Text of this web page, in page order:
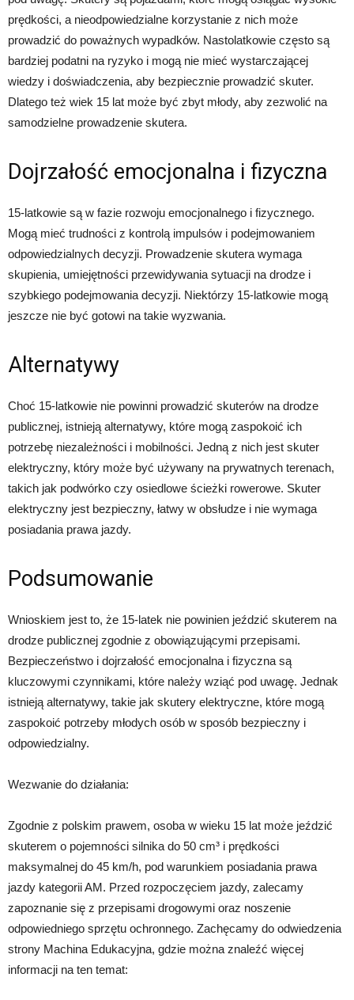
prędkości, a nieodpowiedzialne korzystanie z nich może
prowadzić do poważnych wypadków. Nastolatkowie często są
bardziej podatni na ryzyko i mogą nie mieć wystarczającej
wiedzy i doświadczenia, aby bezpiecznie prowadzić skuter.
Dlatego też wiek 15 lat może być zbyt młody, aby zezwolić na
samodzielne prowadzenie skutera.
Dojrzałość emocjonalna i fizyczna
15-latkowie są w fazie rozwoju emocjonalnego i fizycznego.
Mogą mieć trudności z kontrolą impulsów i podejmowaniem
odpowiedzialnych decyzji. Prowadzenie skutera wymaga
skupienia, umiejętności przewidywania sytuacji na drodze i
szybkiego podejmowania decyzji. Niektórzy 15-latkowie mogą
jeszcze nie być gotowi na takie wyzwania.
Alternatywy
Choć 15-latkowie nie powinni prowadzić skuterów na drodze
publicznej, istnieją alternatywy, które mogą zaspokoić ich
potrzebę niezależności i mobilności. Jedną z nich jest skuter
elektryczny, który może być używany na prywatnych terenach,
takich jak podwórko czy osiedlowe ścieżki rowerowe. Skuter
elektryczny jest bezpieczny, łatwy w obsłudze i nie wymaga
posiadania prawa jazdy.
Podsumowanie
Wnioskiem jest to, że 15-latek nie powinien jeździć skuterem na
drodze publicznej zgodnie z obowiązującymi przepisami.
Bezpieczeństwo i dojrzałość emocjonalna i fizyczna są
kluczowymi czynnikami, które należy wziąć pod uwagę. Jednak
istnieją alternatywy, takie jak skutery elektryczne, które mogą
zaspokoić potrzeby młodych osób w sposób bezpieczny i
odpowiedzialny.
Wezwanie do działania:
Zgodnie z polskim prawem, osoba w wieku 15 lat może jeździć
skuterem o pojemności silnika do 50 cm³ i prędkości
maksymalnej do 45 km/h, pod warunkiem posiadania prawa
jazdy kategorii AM. Przed rozpoczęciem jazdy, zalecamy
zapoznanie się z przepisami drogowymi oraz noszenie
odpowiedniego sprzętu ochronnego. Zachęcamy do odwiedzenia
strony Machina Edukacyjna, gdzie można znaleźć więcej
informacji na ten temat: